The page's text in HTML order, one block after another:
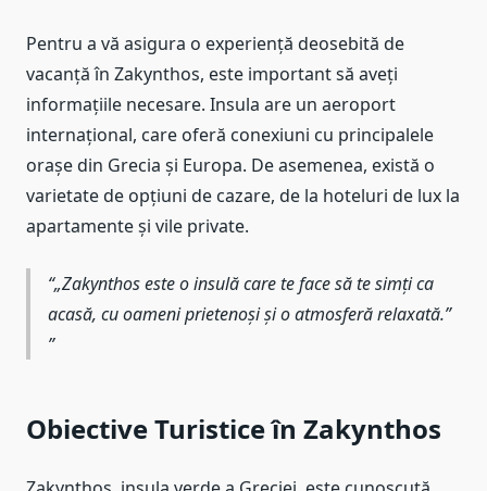
Pentru a vă asigura o experiență deosebită de
vacanță în Zakynthos, este important să aveți
informațiile necesare. Insula are un aeroport
internațional, care oferă conexiuni cu principalele
orașe din Grecia și Europa. De asemenea, există o
varietate de opțiuni de cazare, de la hoteluri de lux la
apartamente și vile private.
„Zakynthos este o insulă care te face să te simți ca
acasă, cu oameni prietenoși și o atmosferă relaxată.”
Obiective Turistice în Zakynthos